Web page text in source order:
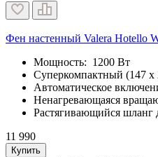
Фен настенный Valera Hotello
Мощность: 1200 Вт
Суперкомпактный (147 x
Автоматическое
Ненагревающаяся
Растягивающийся шланг
11 990
Купить